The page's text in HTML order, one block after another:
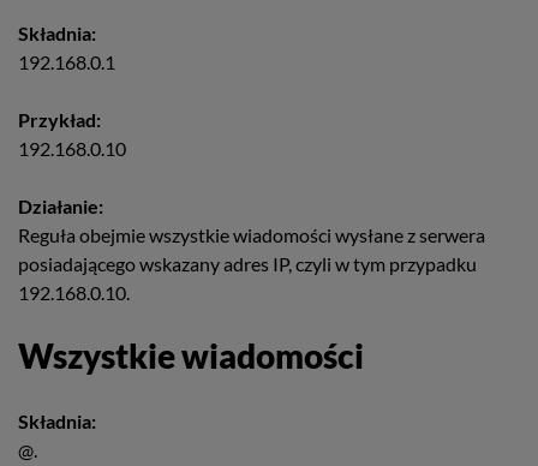
Składnia:
192.168.0.1
Przykład:
192.168.0.10
Działanie:
Reguła obejmie wszystkie wiadomości wysłane z serwera
posiadającego wskazany adres IP, czyli w tym przypadku
192.168.0.10.
Wszystkie wiadomości
Składnia:
@.